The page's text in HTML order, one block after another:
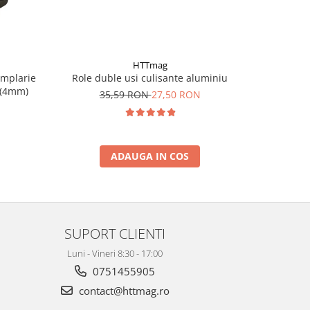
HTTmag
Role duble usi culisante aluminiu
35,59 RON27,50 RON
ADAUGA IN COS
SUPORT CLIENTI
Luni - Vineri 8:30 - 17:00
0751455905
contact@httmag.ro